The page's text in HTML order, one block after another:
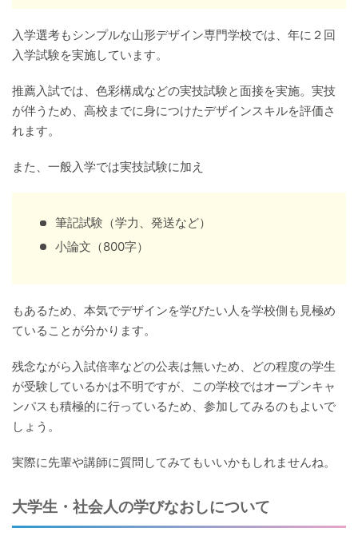
入学選考もシンプルな山形デザイン専門学校では、年に２回
入学試験を実施しています。
推薦入試では、色彩構成などの実技試験と面接を実施。実技
が伴うため、高校までに身につけたデザインスキルを評価さ
れます。
また、一般入学では実技試験に加え
筆記試験（学力、発送など）
小論文（800字）
もあるため、本気でデザインを学びたい人を学校側も見極め
ていることが分かります。
残念ながら入試倍率などの公表は無いため、どの程度の学生
が受験しているかは不明ですが、この学校ではオープンキャ
ンパスも積極的に行っているため、参加してみるのもよいで
しょう。
実際に先輩や講師に質問してみてもいいかもしれませんね。
大学生・社会人の学びなおしについて